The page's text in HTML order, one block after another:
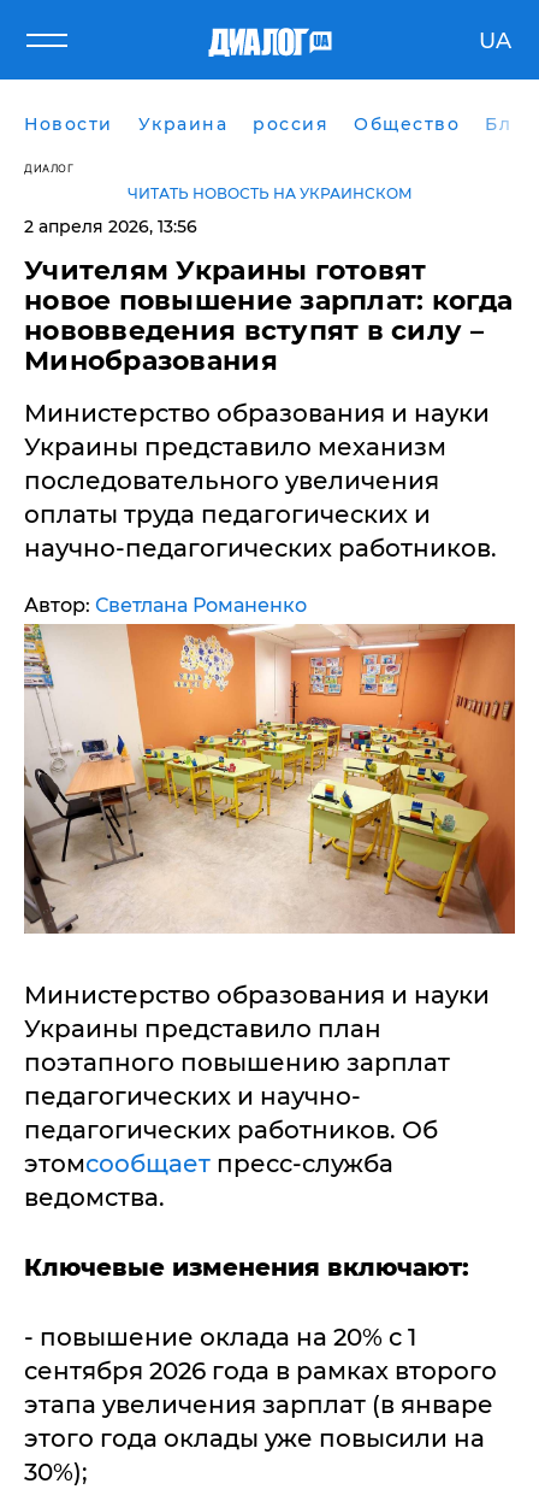
UA
Новости Украина россия Общество
ДИАЛОГ
ЧИТАТЬ НОВОСТЬ НА УКРАИНСКОМ
2 апреля 2026, 13:56
Учителям Украины готовят
новое повышение зарплат: когда
нововведения вступят в силу –
Минобразования
Министерство образования и науки
Украины представило механизм
последовательного увеличения
оплаты труда педагогических и
научно-педагогических работников.
Автор: Светлана Романенко
Министерство образования и науки
Украины представило план
поэтапного повышению зарплат
педагогических и научно-
педагогических работников. Об
этомсообщает пресс-служба
ведомства.
Ключевые изменения включают:
- повышение оклада на 20% с 1
сентября 2026 года в рамках второго
этапа увеличения зарплат (в январе
этого года оклады уже повысили на
30%);